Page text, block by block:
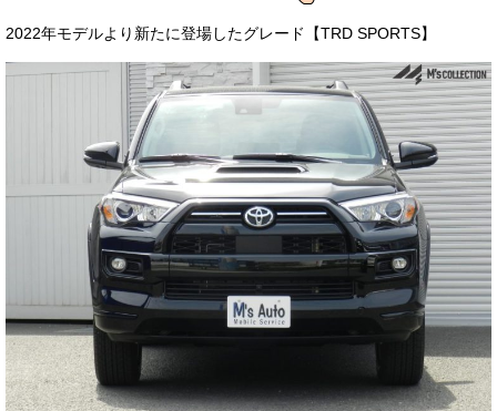
メールフォーム
電話はこちら
2022年モデルより新たに登場したグレード【TRD SPORTS】